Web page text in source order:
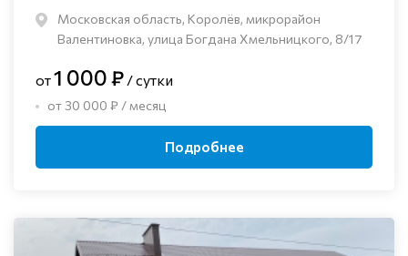
Московская область, Королёв, микрорайон
Валентиновка, улица Богдана Хмельницкого, 8/17
от1 000 ₽ / сутки
от 30 000 ₽ / месяц
Подробнее